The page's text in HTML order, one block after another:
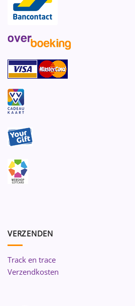
VERZENDEN
Track en trace
Verzendkosten